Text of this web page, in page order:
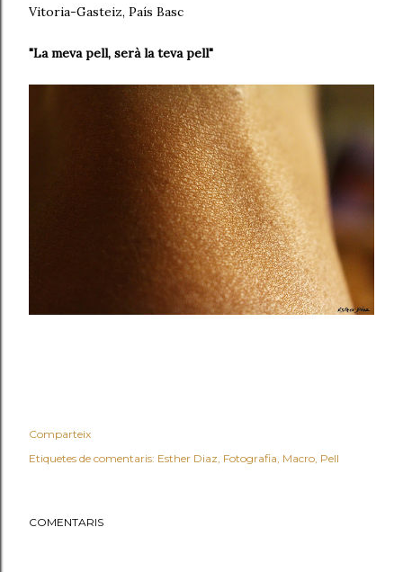
Vitoria-Gasteiz, País Basc
"La meva pell, serà la teva pell"
Comparteix
Etiquetes de comentaris: Esther Diaz Fotografia Macro Pell
COMENTARIS